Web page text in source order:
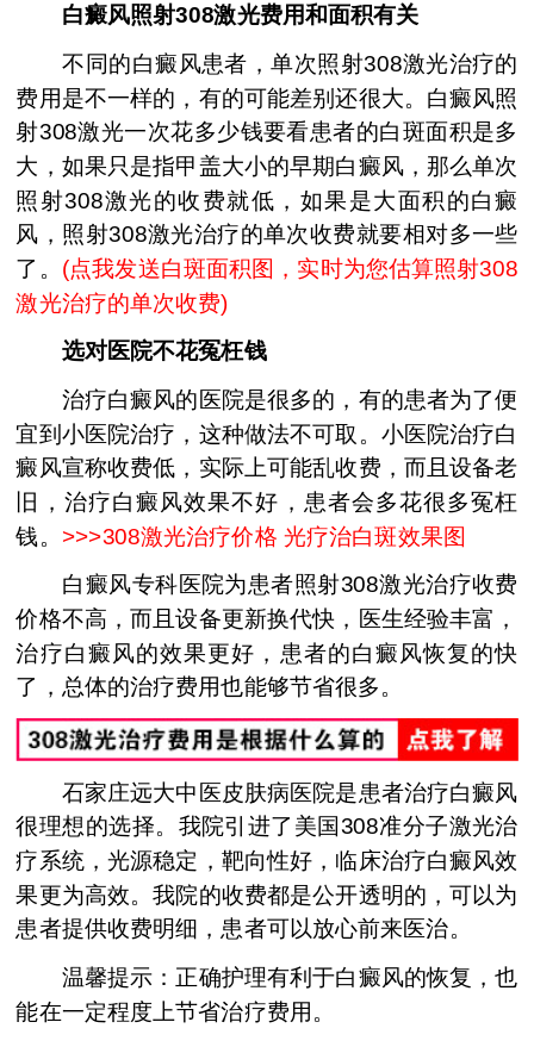
白癜风照射308激光费用和面积有关
不同的白癜风患者，单次照射308激光治疗的
费用是不一样的，有的可能差别还很大。白癜风照
射308激光一次花多少钱要看患者的白斑面积是多
大，如果只是指甲盖大小的早期白癜风，那么单次
照射308激光的收费就低，如果是大面积的白癜
风，照射308激光治疗的单次收费就要相对多一些
了。 (点我发送白斑面积图，实时为您估算照射308
激光治疗的单次收费)
选对医院不花冤枉钱
治疗白癜风的医院是很多的，有的患者为了便
宜到小医院治疗，这种做法不可取。小医院治疗白
癜风宣称收费低，实际上可能乱收费，而且设备老
旧，治疗白癜风效果不好，患者会多花很多冤枉
钱。 >>>308激光治疗价格 光疗治白斑效果图
白癜风专科医院为患者照射308激光治疗收费
价格不高，而且设备更新换代快，医生经验丰富，
治疗白癜风的效果更好，患者的白癜风恢复的快
了，总体的治疗费用也能够节省很多。
石家庄远大中医皮肤病医院是患者治疗白癜风
很理想的选择。我院引进了美国308准分子激光治
疗系统，光源稳定，靶向性好，临床治疗白癜风效
果更为高效。我院的收费都是公开透明的，可以为
患者提供收费明细，患者可以放心前来医治。
温馨提示：正确护理有利于白癜风的恢复，也
能在一定程度上节省治疗费用。